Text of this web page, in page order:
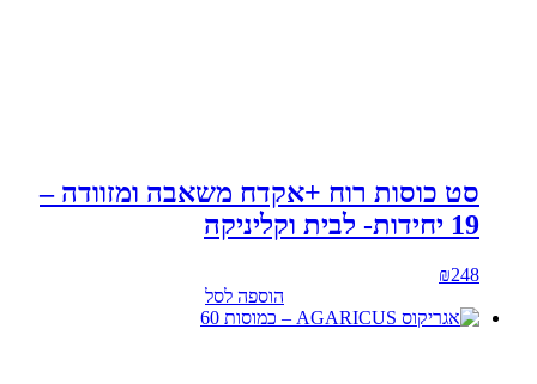
סט כוסות רוח +אקדח משאבה ומזוודה –
19 יחידות- לבית וקליניקה
₪248
הוספה לסל